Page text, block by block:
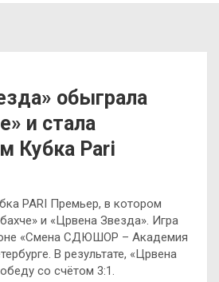
обыграла
и стала
Кубка Pari
PARI Премьер, в котором
и «Црвена Звезда». Игра
«Смена СДЮШОР – Академия
В результате, «Црвена
со счётом 3:1.